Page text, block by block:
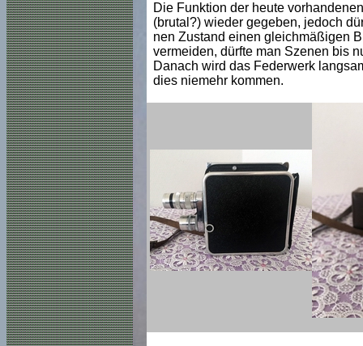
Die Funktion der heute
(brutal?) wieder gegeben, jedoch
nen Zustand einen gleichmäßigen
vermeiden, dürfte man Szenen bis
Danach wird das Federwerk
dies niemehr kommen.